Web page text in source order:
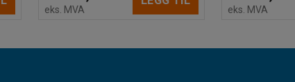
eks. MVA eks. MVA